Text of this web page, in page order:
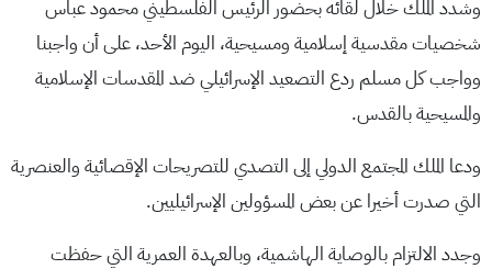
وشدد الملك خلال لقائه بحضور الرئيس الفلسطيني محمود عباس
شخصيات مقدسية إسلامية ومسيحية، اليوم الأحد، على أن واجبنا
وواجب كل مسلم ردع التصعيد الإسرائيلي ضد المقدسات الإسلامية
والمسيحية بالقدس.
ودعا الملك المجتمع الدولي إلى التصدي للتصريحات الإقصائية والعنصرية
التي صدرت أخيرا عن بعض المسؤولين الإسرائيليين.
وجدد الالتزام بالوصاية الهاشمية، وبالعهدة العمرية التي حفظت